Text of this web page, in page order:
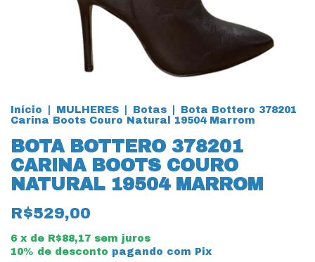
Início MULHERES Botas
Bota Bottero 378201
Carina Boots Couro Natural 19504 Marrom
BOTA BOTTERO 378201
CARINA BOOTS COURO
NATURAL 19504 MARROM
R$529,00
6 x de R$88,17 sem juros
10% de desconto pagando com Pix